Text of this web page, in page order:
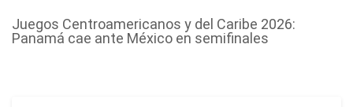
Juegos Centroamericanos y del Caribe 2026:
Panamá cae ante México en semifinales